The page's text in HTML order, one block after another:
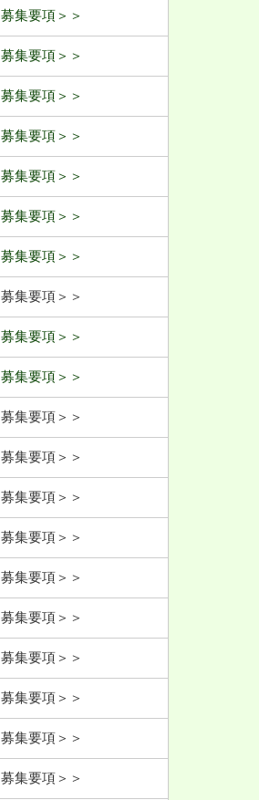
募集要項＞＞
募集要項＞＞
募集要項＞＞
募集要項＞＞
募集要項＞＞
募集要項＞＞
募集要項＞＞
募集要項＞＞
募集要項＞＞
募集要項＞＞
募集要項＞＞
募集要項＞＞
募集要項＞＞
募集要項＞＞
募集要項＞＞
募集要項＞＞
募集要項＞＞
募集要項＞＞
募集要項＞＞
募集要項＞＞